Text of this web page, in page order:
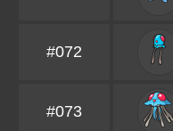
#072
#073